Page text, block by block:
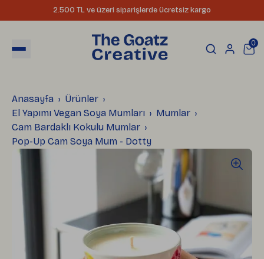
2.500 TL ve üzeri siparişlerde ücretsiz kargo
0
Anasayfa
Ürünler
El Yapımı Vegan Soya Mumları
Mumlar
Cam Bardaklı Kokulu Mumlar
Pop-Up Cam Soya Mum - Dotty